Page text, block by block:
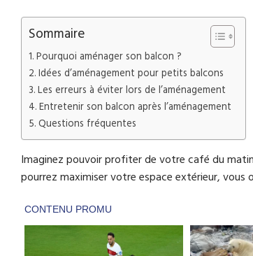
Sommaire
Pourquoi aménager son balcon ?
Idées d’aménagement pour petits balcons
Les erreurs à éviter lors de l’aménagement
Entretenir son balcon après l’aménagement
Questions fréquentes
Imaginez pouvoir profiter de votre café du
pourrez maximiser votre espace extérieur,